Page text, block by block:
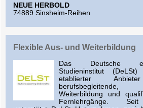
NEUE HERBOLD
74889 Sinsheim-Reihen
Flexible Aus- und Weiterbildung
Das Deutsche
Studieninstitut
etablierter
berufsbegleitende,
Weiterbildung und
Fernlehrgänge.